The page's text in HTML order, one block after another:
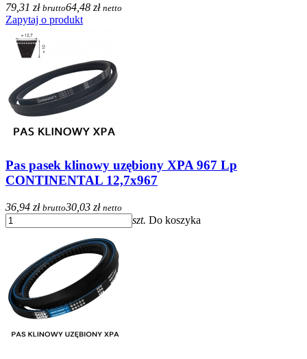
79,31 zł brutto64,48 zł netto
Zapytaj o produkt
Pas pasek klinowy uzębiony XPA 967 Lp
CONTINENTAL 12,7x967
36,94 zł brutto30,03 zł netto
szt. Do koszyka